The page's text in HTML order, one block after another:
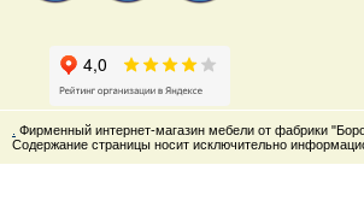
Фирменный интернет-магазин мебели от фабрики
Содержание страницы носит исключительно